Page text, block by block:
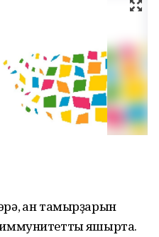
ҡан тамырҙарын
яҡшырта.